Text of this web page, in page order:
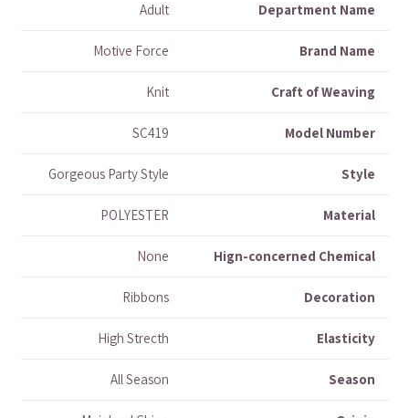
Department Name
Adult
Brand Name
Motive Force
Craft of Weaving
Knit
Model Number
SC419
Style
Gorgeous Party Style
Material
POLYESTER
Hign-concerned Chemical
None
Decoration
Ribbons
Elasticity
High Strecth
Season
All Season